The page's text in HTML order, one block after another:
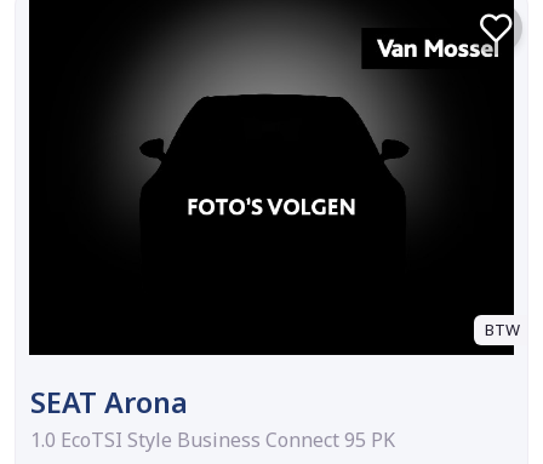
BTW
SEAT Arona
1.0 EcoTSI Style Business Connect 95 PK